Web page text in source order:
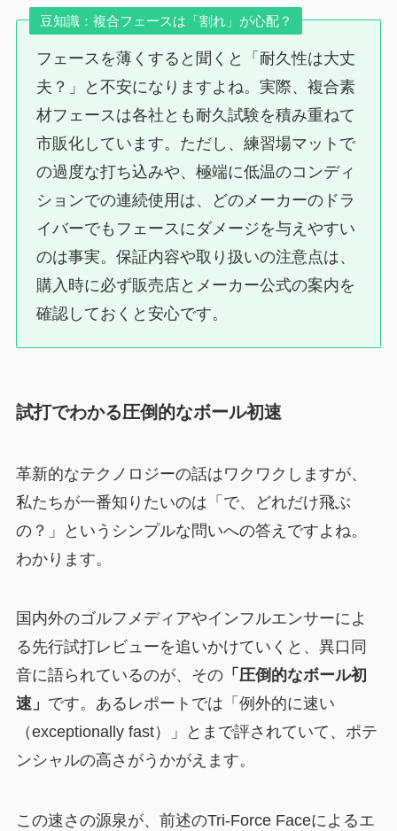
豆知識：複合フェースは「割れ」が心配？
フェースを薄くすると聞くと「耐久性は大丈
夫？」と不安になりますよね。実際、複合素
材フェースは各社とも耐久試験を積み重ねて
市販化しています。ただし、練習場マットで
の過度な打ち込みや、極端に低温のコンディ
ションでの連続使用は、どのメーカーのドラ
イバーでもフェースにダメージを与えやすい
のは事実。保証内容や取り扱いの注意点は、
購入時に必ず販売店とメーカー公式の案内を
確認しておくと安心です。
試打でわかる圧倒的なボール初速
革新的なテクノロジーの話はワクワクしますが、
私たちが一番知りたいのは「で、どれだけ飛ぶ
の？」というシンプルな問いへの答えですよね。
わかります。
国内外のゴルフメディアやインフルエンサーによ
る先行試打レビューを追いかけていくと、異口同
音に語られているのが、その「圧倒的なボール初
速」 です。あるレポートでは「例外的に速い
（exceptionally fast）」とまで評されていて、ポテ
ンシャルの高さがうかがえます。
この速さの源泉が、前述のTri-Force Faceによるエ